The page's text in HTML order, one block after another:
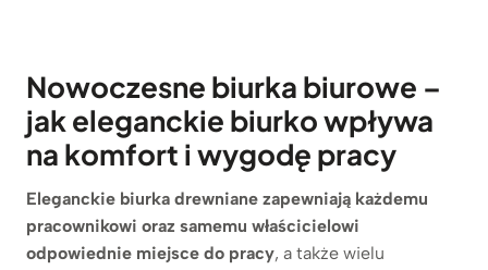
Nowoczesne biurka biurowe –
jak eleganckie biurko wpływa
na komfort i wygodę pracy
Eleganckie biurka drewniane zapewniają każdemu
pracownikowi oraz samemu właścicielowi
odpowiednie miejsce do pracy, a także wielu